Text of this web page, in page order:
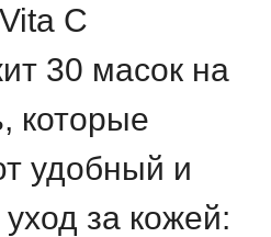
C
30 масок на
которые
удобный и
за кожей: